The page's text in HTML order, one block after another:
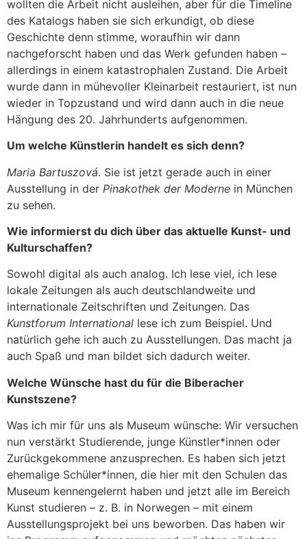
wollten die Arbeit nicht ausleihen, aber für die Timeline
des Katalogs haben sie sich erkundigt, ob diese
Geschichte denn stimme, woraufhin wir dann
nachgeforscht haben und das Werk gefunden haben –
allerdings in einem katastrophalen Zustand. Die Arbeit
wurde dann in mühevoller Kleinarbeit restauriert, ist nun
wieder in Topzustand und wird dann auch in die neue
Hängung des 20. Jahrhunderts aufgenommen.
Um welche Künstlerin handelt es sich denn?
Maria Bartuszová. Sie ist jetzt gerade auch in einer
Ausstellung in der Pinakothek der Moderne in München
zu sehen.
Wie informierst du dich über das aktuelle Kunst- und
Kulturschaffen?
Sowohl digital als auch analog. Ich lese viel, ich lese
lokale Zeitungen als auch deutschlandweite und
internationale Zeitschriften und Zeitungen. Das
Kunstforum International lese ich zum Beispiel. Und
natürlich gehe ich auch zu Ausstellungen. Das macht ja
auch Spaß und man bildet sich dadurch weiter.
Welche Wünsche hast du für die Biberacher
Kunstszene?
Was ich mir für uns als Museum wünsche: Wir versuchen
nun verstärkt Studierende, junge Künstler*innen oder
Zurückgekommene anzusprechen. Es haben sich jetzt
ehemalige Schüler*innen, die hier mit den Schulen das
Museum kennengelernt haben und jetzt alle im Bereich
Kunst studieren – z. B. in Norwegen – mit einem
Ausstellungsprojekt bei uns beworben. Das haben wir